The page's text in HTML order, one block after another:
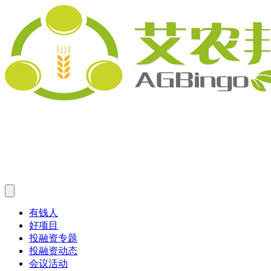
有钱人
好项目
投融资专题
投融资动态
会议活动